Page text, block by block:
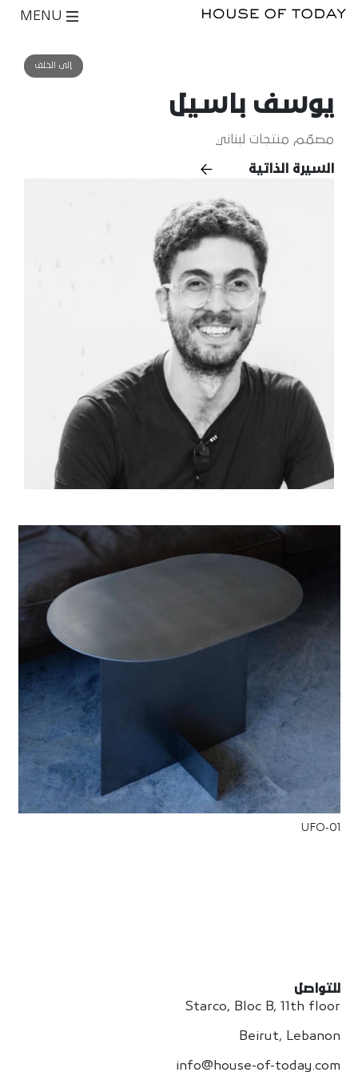
إلى الخلف
يوسف باسيل
مصمّم منتجات لبناني
السيرة الذاتية
UFO-01
للتواصل
Starco, Bloc B, 11th floor
Beirut, Lebanon
info@house-of-today.com